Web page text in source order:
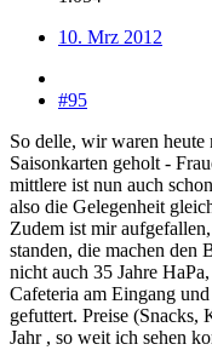
10. Mrz 2012
#95
So delle, wir waren heute
Saisonkarten geholt -
mittlere ist nun auch
also die Gelegenheit
Zudem ist mir
standen, die machen den
nicht auch 35 Jahre
Cafeteria am Eingang
gefuttert. Preise (Snacks,
Jahr , so weit ich sehen